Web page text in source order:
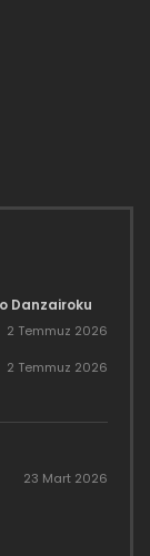
Danzairoku
2 Temmuz 2026
2 Temmuz 2026
23 Mart 2026